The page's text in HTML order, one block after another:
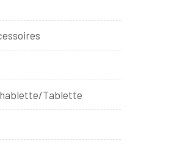
Tablette